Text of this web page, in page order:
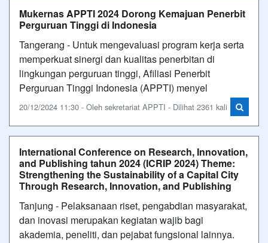
Mukernas APPTI 2024 Dorong Kemajuan Penerbit
Perguruan Tinggi di Indonesia
Tangerang - Untuk mengevaluasi program kerja serta
memperkuat sinergi dan kualitas penerbitan di
lingkungan perguruan tinggi, Afiliasi Penerbit
Perguruan Tinggi Indonesia (APPTI) menyel
20/12/2024 11:30 - Oleh sekretariat APPTI - Dilihat 2361 kali
International Conference on Research, Innovation,
and Publishing tahun 2024 (ICRIP 2024) Theme:
Strengthening the Sustainability of a Capital City
Through Research, Innovation, and Publishing
Tanjung - Pelaksanaan riset, pengabdian masyarakat,
dan inovasi merupakan kegiatan wajib bagi
akademia, peneliti, dan pejabat fungsional lainnya.